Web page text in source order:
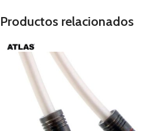
Productos relacionados